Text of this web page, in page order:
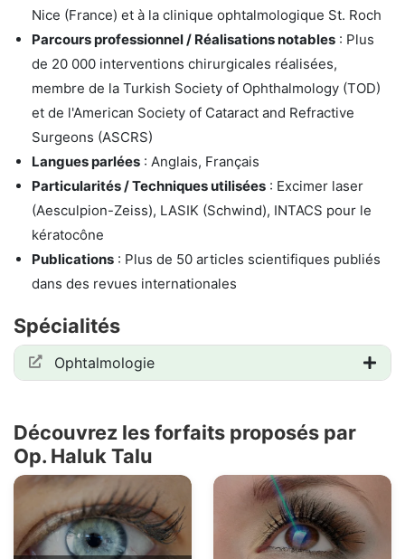
Nice (France) et à la clinique ophtalmologique St. Roch
Parcours professionnel / Réalisations notables : Plus
de 20 000 interventions chirurgicales réalisées,
membre de la Turkish Society of Ophthalmology (TOD)
et de l'American Society of Cataract and Refractive
Surgeons (ASCRS)
Langues parlées : Anglais, Français
Particularités / Techniques utilisées : Excimer laser
(Aesculpion-Zeiss), LASIK (Schwind), INTACS pour le
kératocône
Publications : Plus de 50 articles scientifiques publiés
dans des revues internationales
Spécialités
Ophtalmologie
Découvrez les forfaits proposés par
Op. Haluk Talu